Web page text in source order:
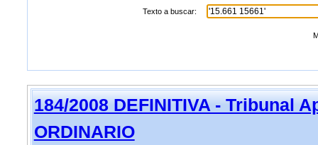
Texto a buscar:
184/2008 DEFINITIVA - Tribunal
ORDINARIO